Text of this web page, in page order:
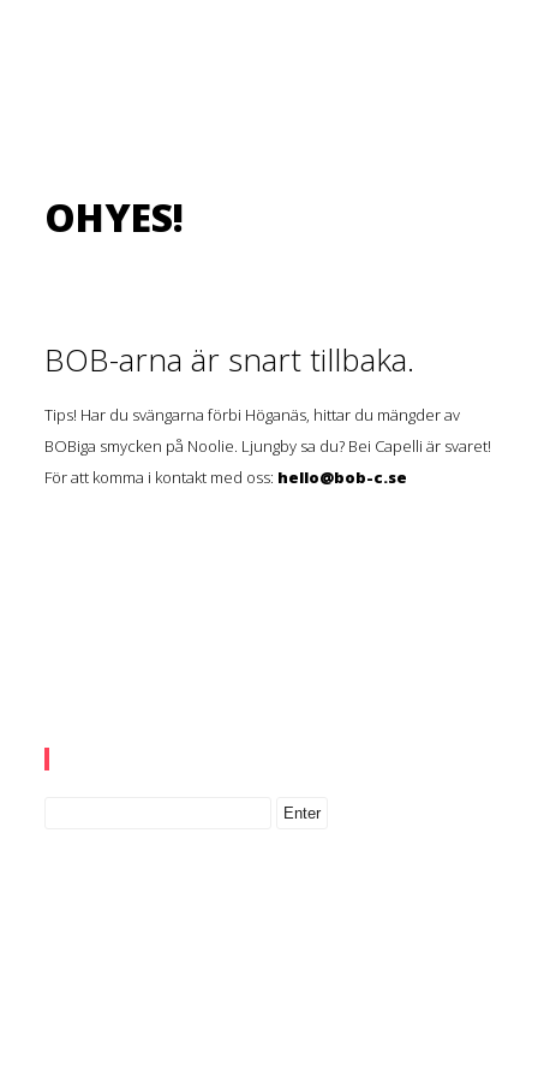
OHYES!
BOB-arna är snart tillbaka.
Tips! Har du svängarna förbi Höganäs, hittar du mängder av
BOBiga smycken på Noolie. Ljungby sa du? Bei Capelli är svaret!
För att komma i kontakt med oss: hello@bob-c.se